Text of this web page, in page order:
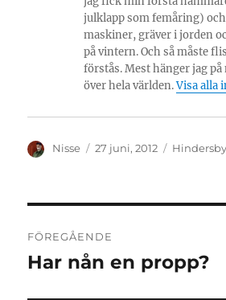
julklapp som femåring)
maskiner, gräver i jorden
på vintern. Och så måste
förstås. Mest hänger jag
över hela världen.Visa alla
Författare
Nisse
Publicerat
27 juni, 2012 Kategorier
Hindersby
FÖREGÅENDE
Föregående
Har nån en propp?